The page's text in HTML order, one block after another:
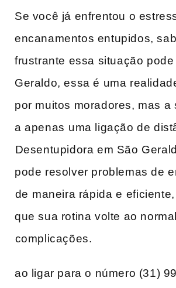
Se você já enfrentou o​
encanamentos ‍entupidos,
frustrante​ essa situação pode
Geraldo, ‌essa é uma
por muitos moradores, mas a
a​ apenas⁣ uma ligação de
⁢Desentupidora‌ em São
pode resolver problemas de
⁢de ⁤maneira rápida e⁣
que sua‍ rotina volte ao
⁤complicações.
ao ligar para o número (31)